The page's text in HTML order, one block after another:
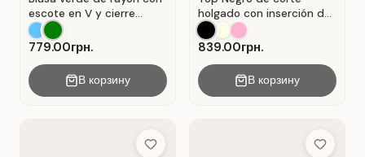
escote en V y cierre
Verde .
779.00грн.
В корзину
holgado con inserción de
encaje calado.
839.00грн.
В корзину
Add to Wish List Add to